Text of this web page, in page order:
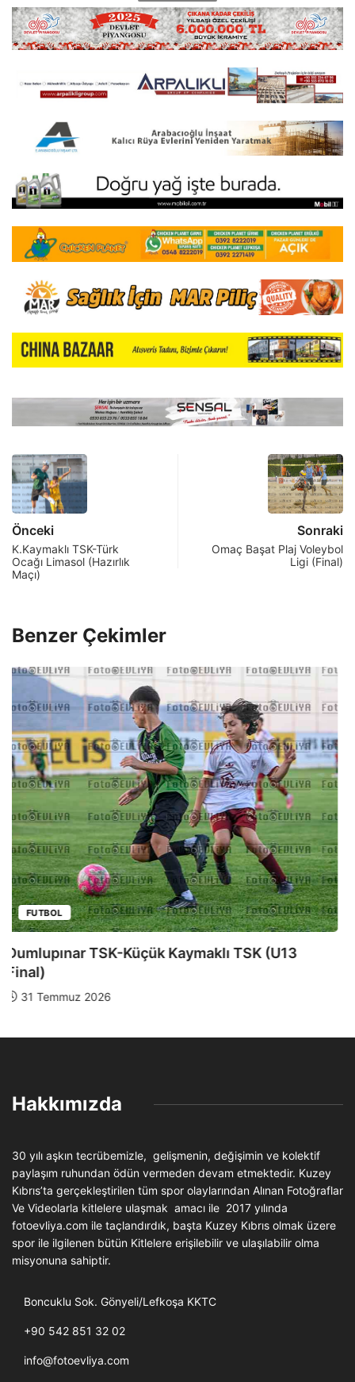
Önceki
K.Kaymaklı TSK-Türk
Ocağı Limasol (Hazırlık
Maçı)
Sonraki
Omaç Başat Plaj Voleybol
Ligi (Final)
Benzer Çekimler
FUTBOL
Dumlupınar TSK-Yeniboğaziçi DSK (U13 Yarı
Final)
28 Temmuz 2026
Hakkımızda
30 yılı aşkın tecrübemizle, gelişmenin, değişimin ve kolektif
paylaşım ruhundan ödün vermeden devam etmektedir. Kuzey
Kıbrıs’ta gerçekleştirilen tüm spor olaylarından Alınan Fotoğraflar
Ve Videolarla kitlelere ulaşmak amacı ile 2017 yılında
fotoevliya.com ile taçlandırdık, başta Kuzey Kıbrıs olmak üzere
spor ile ilgilenen bütün Kitlelere erişilebilir ve ulaşılabilir olma
misyonuna sahiptir.
Boncuklu Sok. Gönyeli/Lefkoşa KKTC
+90 542 851 32 02
info@fotoevliya.com